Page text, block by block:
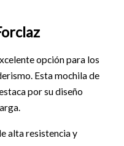
opción para los
Esta mochila de
por su diseño
alta resistencia y